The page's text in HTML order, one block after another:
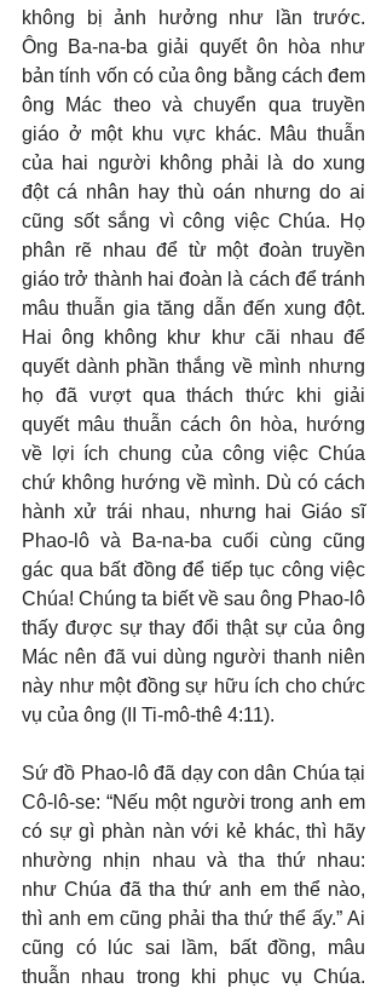
không bị ảnh hưởng như lần trước.
Ông Ba-na-ba giải quyết ôn hòa như
bản tính vốn có của ông bằng cách đem
ông Mác theo và chuyển qua truyền
giáo ở một khu vực khác. Mâu thuẫn
của hai người không phải là do xung
đột cá nhân hay thù oán nhưng do ai
cũng sốt sắng vì công việc Chúa. Họ
phân rẽ nhau để từ một đoàn truyền
giáo trở thành hai đoàn là cách để tránh
mâu thuẫn gia tăng dẫn đến xung đột.
Hai ông không khư khư cãi nhau để
quyết dành phần thắng về mình nhưng
họ đã vượt qua thách thức khi giải
quyết mâu thuẫn cách ôn hòa, hướng
về lợi ích chung của công việc Chúa
chứ không hướng về mình. Dù có cách
hành xử trái nhau, nhưng hai Giáo sĩ
Phao-lô và Ba-na-ba cuối cùng cũng
gác qua bất đồng để tiếp tục công việc
Chúa! Chúng ta biết về sau ông Phao-lô
thấy được sự thay đổi thật sự của ông
Mác nên đã vui dùng người thanh niên
này như một đồng sự hữu ích cho chức
vụ của ông (II Ti-mô-thê 4:11).
Sứ đồ Phao-lô đã dạy con dân Chúa tại
Cô-lô-se: “Nếu một người trong anh em
có sự gì phàn nàn với kẻ khác, thì hãy
nhường nhịn nhau và tha thứ nhau:
như Chúa đã tha thứ anh em thể nào,
thì anh em cũng phải tha thứ thể ấy.” Ai
cũng có lúc sai lầm, bất đồng, mâu
thuẫn nhau trong khi phục vụ Chúa.